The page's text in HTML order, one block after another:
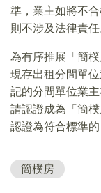
準，業主如將不
則不涉及法律責任
為有序推展「簡
現存出租分間單
記的分間單位業
請認證成為「簡
認證為符合標準的
簡樸房